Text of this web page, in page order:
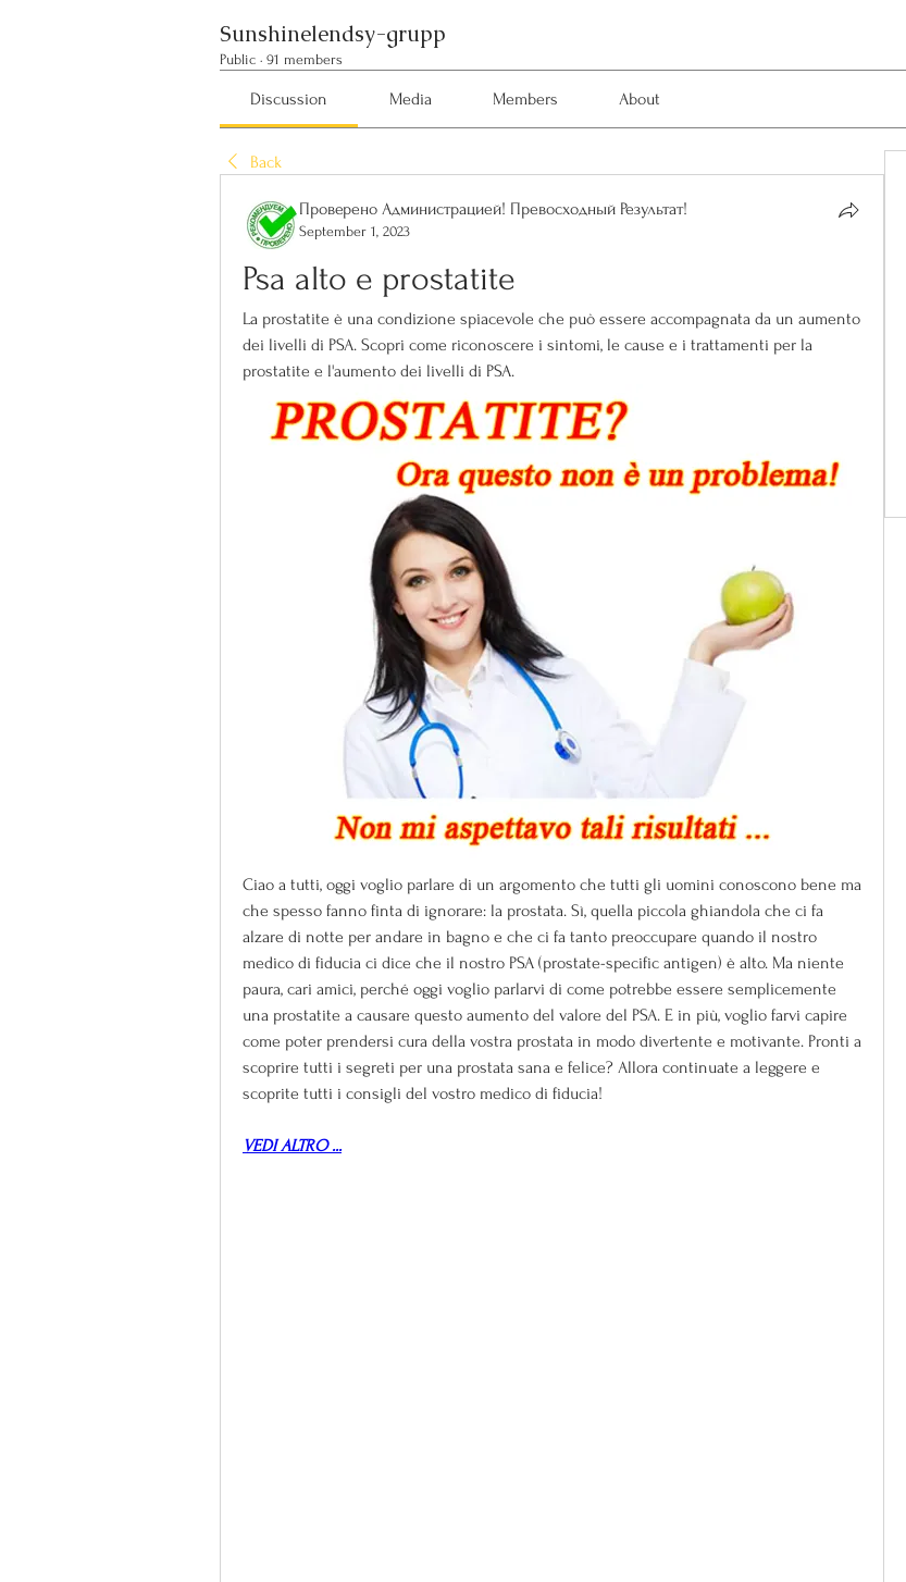
Sunshinelendsy-grupp
Public · 91 members
Discussion Media Members About
Back
Проверено Администрацией! Превосходный Результат!
September 1, 2023
Psa alto e prostatite
La prostatite è una condizione spiacevole che può essere accompagnata da un aumento
dei livelli di PSA. Scopri come riconoscere i sintomi, le cause e i trattamenti per la
prostatite e l'aumento dei livelli di PSA.
Ciao a tutti, oggi voglio parlare di un argomento che tutti gli uomini conoscono bene ma
che spesso fanno finta di ignorare: la prostata. Sì, quella piccola ghiandola che ci fa
alzare di notte per andare in bagno e che ci fa tanto preoccupare quando il nostro
medico di fiducia ci dice che il nostro PSA (prostate-specific antigen) è alto. Ma niente
paura, cari amici, perché oggi voglio parlarvi di come potrebbe essere semplicemente
una prostatite a causare questo aumento del valore del PSA. E in più, voglio farvi capire
come poter prendersi cura della vostra prostata in modo divertente e motivante. Pronti a
scoprire tutti i segreti per una prostata sana e felice? Allora continuate a leggere e
scoprite tutti i consigli del vostro medico di fiducia!
VEDI ALTRO ...